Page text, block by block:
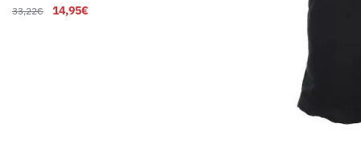
33,22€ 14,95€